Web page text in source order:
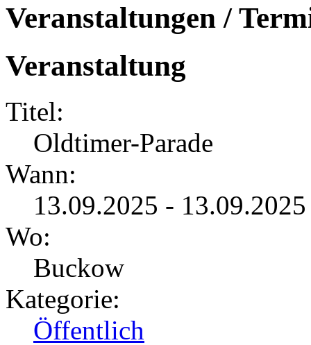
Veranstaltungen /
Veranstaltung
Titel:
Oldtimer-Parade
Wann:
13.09.2025 -
Wo:
Buckow
Kategorie:
Öffentlich